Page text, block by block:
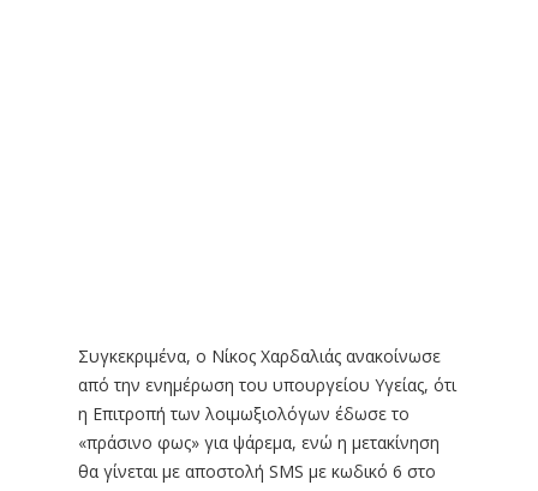
Συγκεκριμένα, ο Νίκος Χαρδαλιάς ανακοίνωσε
από την ενημέρωση του υπουργείου Υγείας, ότι
η Επιτροπή των λοιμωξιολόγων έδωσε το
«πράσινο φως» για ψάρεμα, ενώ η μετακίνηση
θα γίνεται με αποστολή SMS με κωδικό 6 στο